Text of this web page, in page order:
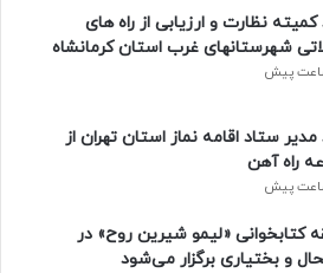
کمیته نظارت و ارزیابی از راه های
شهرستانهای غرب استان کرمانشاه
مدیر ستاد اقامه نماز استان تهران از
راه آهن
کتابخوانی «لیمو شیرین روح» در
و بختیاری برگزار می‌شود